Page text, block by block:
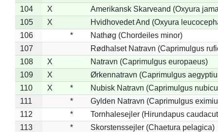
104 X
Amerikansk Skarveand (Oxyura
105
X
Hvidhovedet And (Oxyura
106
*
Nathøg (Chordeiles minor)
107
Rødhalset Natravn (Caprimulgus
108
X
Natravn (Caprimulgus europaeus)
109
X
Ørkennatravn (Caprimulgus
110
X *
Nubisk Natravn (Caprimulgus
111
*
Gylden Natravn (Caprimulgus
112
*
Tornhalesejler (Hirundapus
113
*
Skorstenssejler (Chaetura pelagica)